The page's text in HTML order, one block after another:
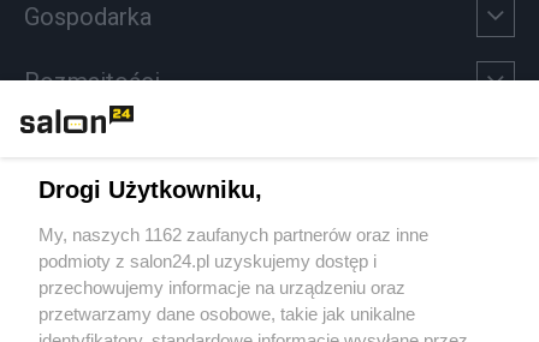
Gospodarka
Rozmaitości
Sport
Społeczeństwo
Drogi Użytkowniku,
My, naszych 1162 zaufanych partnerów oraz inne
podmioty z salon24.pl uzyskujemy dostęp i
przechowujemy informacje na urządzeniu oraz
przetwarzamy dane osobowe, takie jak unikalne